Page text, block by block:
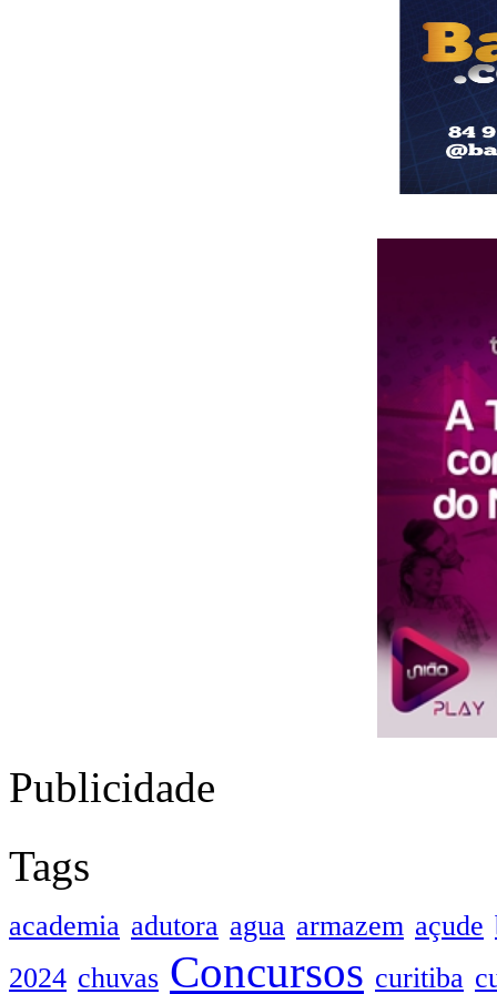
Publicidade
Tags
academia adutora agua armazem açude
2024 chuvas Concursos curitiba